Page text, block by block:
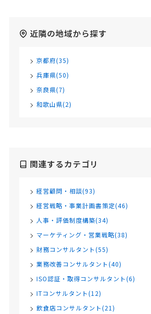
近隣の地域から探す
京都府(35)
兵庫県(50)
奈良県(7)
和歌山県(2)
関連するカテゴリ
経営顧問・相談(93)
経営戦略・事業計画書策定(46)
人事・評価制度構築(34)
マーケティング・営業戦略(38)
財務コンサルタント(55)
業務改善コンサルタント(40)
ISO認証・取得コンサルタント(6)
ITコンサルタント(12)
飲食店コンサルタント(21)